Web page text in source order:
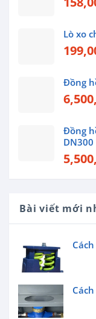
Lò xo
Đồng
Đồng
DN300
Bài viết mới